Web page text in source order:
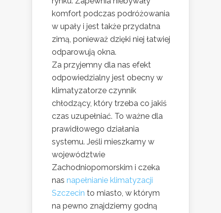
komfort podczas podróżowania
w upały i jest także przydatna
zimą, ponieważ dzięki niej łatwiej
odparowują okna.
Za przyjemny dla nas efekt
odpowiedzialny jest obecny w
klimatyzatorze czynnik
chłodzący, który trzeba co jakiś
czas uzupełniać. To ważne dla
prawidłowego działania
systemu. Jeśli mieszkamy w
województwie
Zachodniopomorskim i czeka
nas napełnianie klimatyzacji
Szczecin to miasto, w którym
na pewno znajdziemy godną